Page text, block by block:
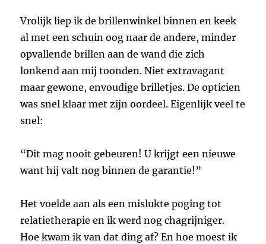
Vrolijk liep ik de brillenwinkel binnen en keek
al met een schuin oog naar de andere, minder
opvallende brillen aan de wand die zich
lonkend aan mij toonden. Niet extravagant
maar gewone, envoudige brilletjes. De opticien
was snel klaar met zijn oordeel. Eigenlijk veel te
snel:
“Dit mag nooit gebeuren! U krijgt een nieuwe
want hij valt nog binnen de garantie!”
Het voelde aan als een mislukte poging tot
relatietherapie en ik werd nog chagrijniger.
Hoe kwam ik van dat ding af? En hoe moest ik